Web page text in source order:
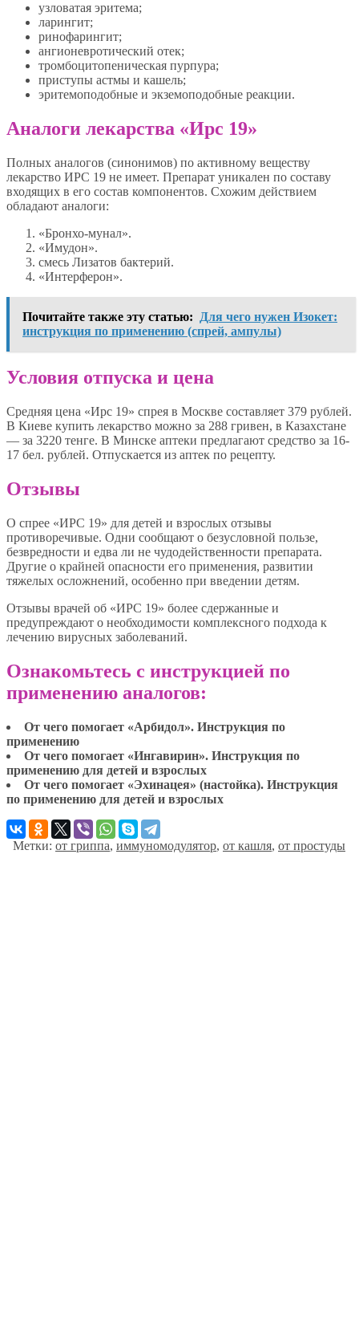
узловатая эритема;
ларингит;
ринофарингит;
ангионевротический отек;
тромбоцитопеническая пурпура;
приступы астмы и кашель;
эритемоподобные и экземоподобные реакции.
Аналоги лекарства «Ирс 19»
Полных аналогов (синонимов) по активному веществу
лекарство ИРС 19 не имеет. Препарат уникален по составу
входящих в его состав компонентов. Схожим действием
обладают аналоги:
«Бронхо-мунал».
«Имудон».
смесь Лизатов бактерий.
«Интерферон».
Почитайте также эту статью:
Для чего нужен Изокет:
инструкция по применению (спрей, ампулы)
Условия отпуска и цена
Средняя цена «Ирс 19» спрея в Москве составляет 379 рублей.
В Киеве купить лекарство можно за 288 гривен, в Казахстане
— за 3220 тенге. В Минске аптеки предлагают средство за 16-
17 бел. рублей. Отпускается из аптек по рецепту.
Отзывы
О спрее «ИРС 19» для детей и взрослых отзывы
противоречивые. Одни сообщают о безусловной пользе,
безвредности и едва ли не чудодейственности препарата.
Другие о крайней опасности его применения, развитии
тяжелых осложнений, особенно при введении детям.
Отзывы врачей об «ИРС 19» более сдержанные и
предупреждают о необходимости комплексного подхода к
лечению вирусных заболеваний.
Ознакомьтесь с инструкцией по
применению аналогов:
От чего помогает «Арбидол». Инструкция по
применению
От чего помогает «Ингавирин». Инструкция по
применению для детей и взрослых
От чего помогает «Эхинацея» (настойка). Инструкция
по применению для детей и взрослых
Метки: от гриппа, иммуномодулятор, от кашля, от простуды